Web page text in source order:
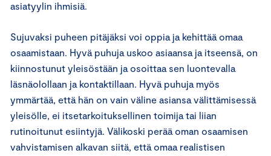
asiatyylin ihmisiä.
Sujuvaksi puheen pitäjäksi voi oppia ja kehittää omaa
osaamistaan. Hyvä puhuja uskoo asiaansa ja itseensä, on
kiinnostunut yleisöstään ja osoittaa sen luontevalla
läsnäolollaan ja kontaktillaan. Hyvä puhuja myös
ymmärtää, että hän on vain väline asiansa välittämisessä
yleisölle, ei itsetarkoituksellinen toimija tai liian
rutinoitunut esiintyjä. Välikoski perää oman osaamisen
vahvistamisen alkavan siitä, että omaa realistisen